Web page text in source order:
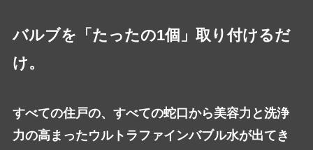
バルブを「たったの1個」取り付けるだ
け。
すべての住戸の、すべての蛇口から美容力と洗浄
力の高まったウルトラファインバブル水が出てき